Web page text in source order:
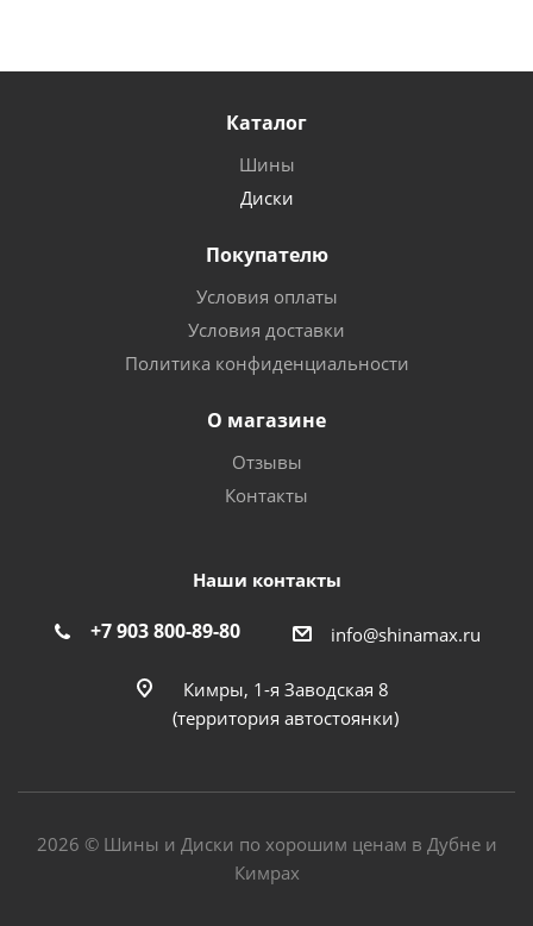
Каталог
Шины
Диски
Покупателю
Условия оплаты
Условия доставки
Политика конфиденциальности
О магазине
Отзывы
Контакты
Наши контакты
+7 903 800-89-80 info@shinamax.ru
Кимры, 1-я Заводская 8
(территория автостоянки)
2026 © Шины и Диски по хорошим ценам в Дубне и
Кимрах